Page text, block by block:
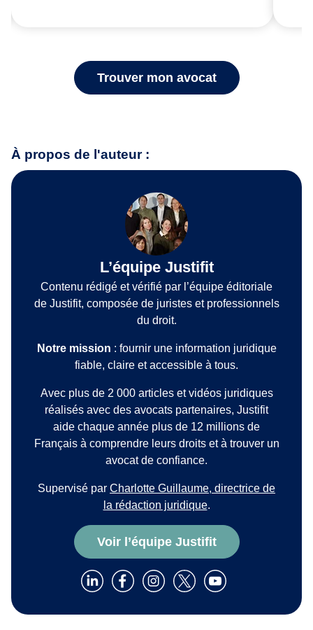
Trouver mon avocat
À propos de l'auteur :
L’équipe Justifit
Contenu rédigé et vérifié par l’équipe éditoriale
de Justifit, composée de juristes et professionnels
du droit.
Notre mission : fournir une information juridique
fiable, claire et accessible à tous.
Avec plus de 2 000 articles et vidéos juridiques
réalisés avec des avocats partenaires, Justifit
aide chaque année plus de 12 millions de
Français à comprendre leurs droits et à trouver un
avocat de confiance.
Supervisé par Charlotte Guillaume, directrice de
la rédaction juridique.
Voir l’équipe Justifit